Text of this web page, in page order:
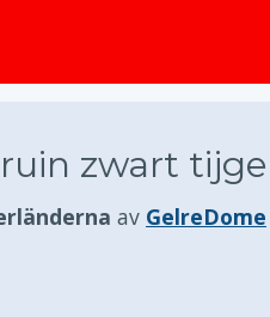
zwart
av GelreDome